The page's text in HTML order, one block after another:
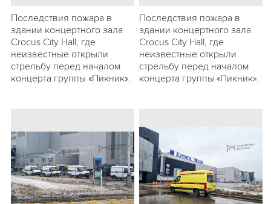
Последствия пожара в
здании концертного зала
Crocus City Hall, где
неизвестные открыли
стрельбу перед началом
концерта группы «Пикник».
Последствия пожара в
здании концертного зала
Crocus City Hall, где
неизвестные открыли
стрельбу перед началом
концерта группы «Пикник».